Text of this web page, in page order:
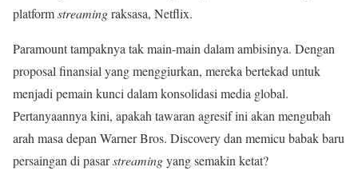
platformstreamingraksasa, Netflix.
Paramount tampaknya tak main-main dalam ambisinya. Dengan
proposal finansial yang menggiurkan, mereka bertekad untuk
menjadi pemain kunci dalam konsolidasi media global.
Pertanyaannya kini, apakah tawaran agresif ini akan mengubah
arah masa depan Warner Bros. Discovery dan memicu babak baru
persaingan di pasarstreamingyang semakin ketat?